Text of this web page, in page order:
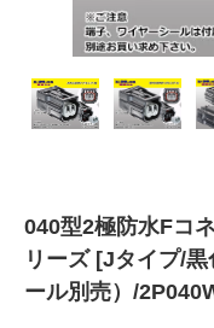
040型2極防水Fコ
リーズ [Jタイプ/
ール別売）/